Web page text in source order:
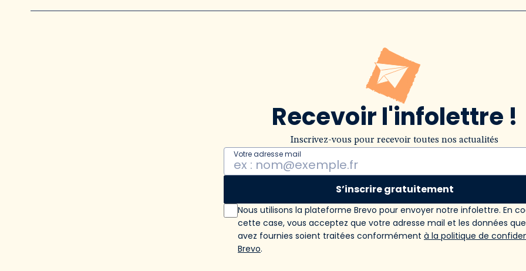
Recevoir l'infolettre !
Inscrivez-vous pour recevoir toutes nos actualités
Votre adresse mail
S’inscrire gratuitement
Nous utilisons la plateforme Brevo pour envoyer notre infolettre. En
cette case, vous acceptez que votre adresse mail et les données
avez fournies soient traitées conformément à la politique de
Brevo.